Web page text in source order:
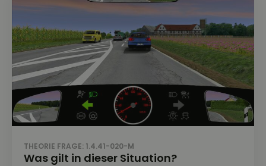
THEORIE FRAGE: 1.4.41-020-M
Was gilt in dieser Situation?